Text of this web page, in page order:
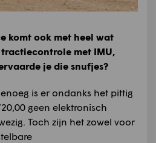
komt ook met heel wat
met IMU,
je die snufjes?
is er ondanks het pittig
geen elektronisch
Toch zijn het zowel voor